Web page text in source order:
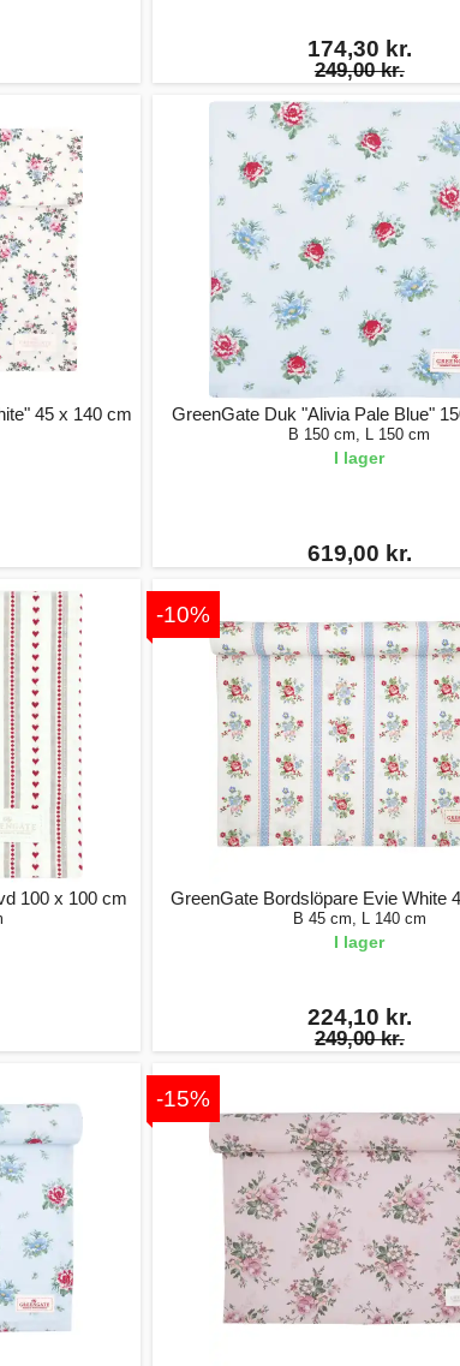
174,30 kr.
249,00 kr.
45 x 140 cm GreenGate Duk "Alivia Pale Blue"
B 150 cm, L 150 cm
I lager
619,00 kr.
100 x 100 cm
-10%
GreenGate Bordslöpare Evie White
B 45 cm, L 140 cm
I lager
224,10 kr.
249,00 kr.
-15%